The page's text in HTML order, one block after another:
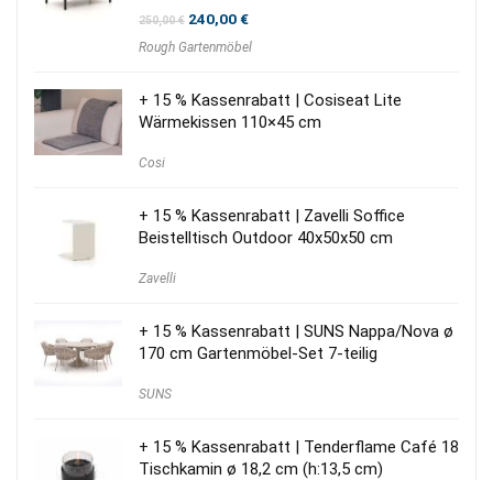
250,00€ Ursprünglicher
war:
240,00€Aktueller
ist:
Rough Gartenmöbel
+ 15 % Kassenrabatt | Cosiseat Lite
Wärmekissen 110×45 cm
Cosi
+ 15 % Kassenrabatt | Zavelli Soffice
Beistelltisch Outdoor 40x50x50 cm
Zavelli
+ 15 % Kassenrabatt | SUNS Nappa/Nova ø
170 cm Gartenmöbel-Set 7-teilig
SUNS
+ 15 % Kassenrabatt | Tenderflame Café 18
Tischkamin ø 18,2 cm (h:13,5 cm)